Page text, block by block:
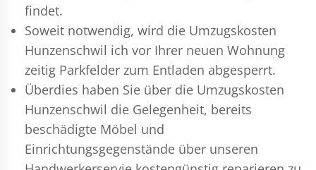
findet.
Soweit notwendig, wird die Umzugskosten
Hunzenschwil ich vor Ihrer neuen Wohnung
zeitig Parkfelder zum Entladen abgesperrt.
Überdies haben Sie über die Umzugskosten
Hunzenschwil die Gelegenheit, bereits
beschädigte Möbel und
Einrichtungsgegenstände über unseren